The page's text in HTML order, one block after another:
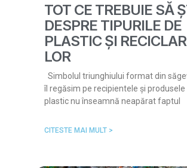
TOT CE TREBUIE SĂ
DESPRE TIPURILE DE
PLASTIC ȘI
LOR
Simbolul triunghiului format din
îl regăsim pe recipientele și produsele
plastic nu înseamnă neapărat faptul
CITESTE MAI MULT >